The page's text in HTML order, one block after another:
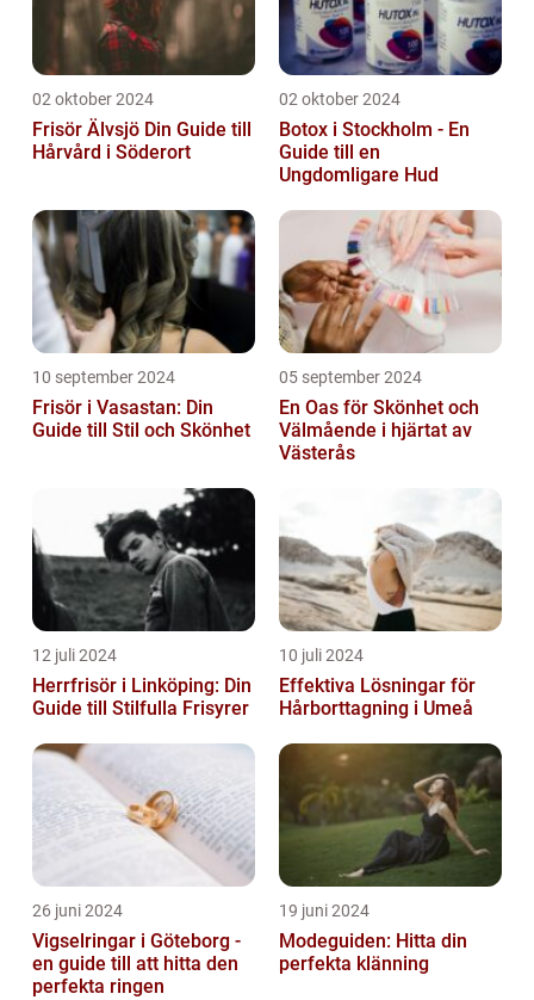
02 oktober 2024
Frisör Älvsjö Din Guide till
Hårvård i Söderort
02 oktober 2024
Botox i Stockholm - En
Guide till en
Ungdomligare Hud
10 september 2024
Frisör i Vasastan: Din
Guide till Stil och Skönhet
05 september 2024
En Oas för Skönhet och
Välmående i hjärtat av
Västerås
12 juli 2024
Herrfrisör i Linköping: Din
Guide till Stilfulla Frisyrer
10 juli 2024
Effektiva Lösningar för
Hårborttagning i Umeå
26 juni 2024
Vigselringar i Göteborg -
en guide till att hitta den
perfekta ringen
19 juni 2024
Modeguiden: Hitta din
perfekta klänning